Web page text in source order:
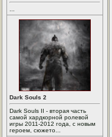
Dark Souls 2
Dark Souls II - вторая часть
самой хардкорной ролевой
игры 2011-2012 года, с новым
героем, сюжето...